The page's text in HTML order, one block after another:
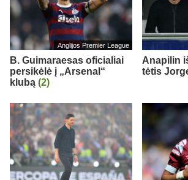
Anglijos Premier League
B. Guimaraesas oficialiai
persikėlė į „Arsenal“
klubą (2)
Anapilin
tėtis